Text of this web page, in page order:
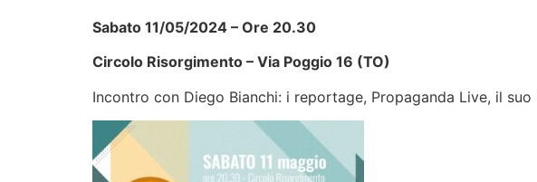
Sabato 11/05/2024 – Ore 20.30
Circolo Risorgimento – Via Poggio 16 (TO)
Incontro con Diego Bianchi: i reportage, Propaganda Live, il